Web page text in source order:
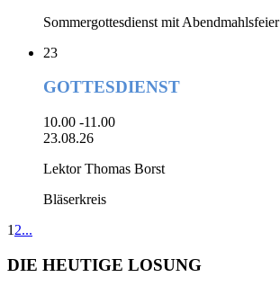
Sommergottesdienst mit Abendmahlsfeier
23
GOTTESDIENST
10.00 -11.00
23.08.26
Lektor Thomas Borst
Bläserkreis
1 2...
DIE HEUTIGE LOSUNG